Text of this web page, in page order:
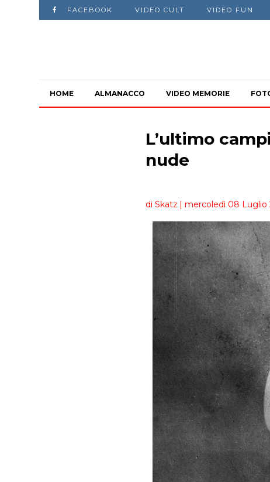
FACEBOOK VIDEO CULT VIDEO FUN
HOME ALMANACCO VIDEO MEMORIE
L’ultimo
nude
di Skatz | mercoledì 08 Luglio